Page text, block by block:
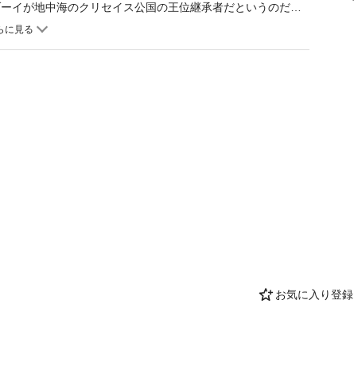
お気に入り登録
イが地中海のクリセイス公国の王位継承者だというのだ。
まどいながらもわが子同然のゾーイのために養育係として